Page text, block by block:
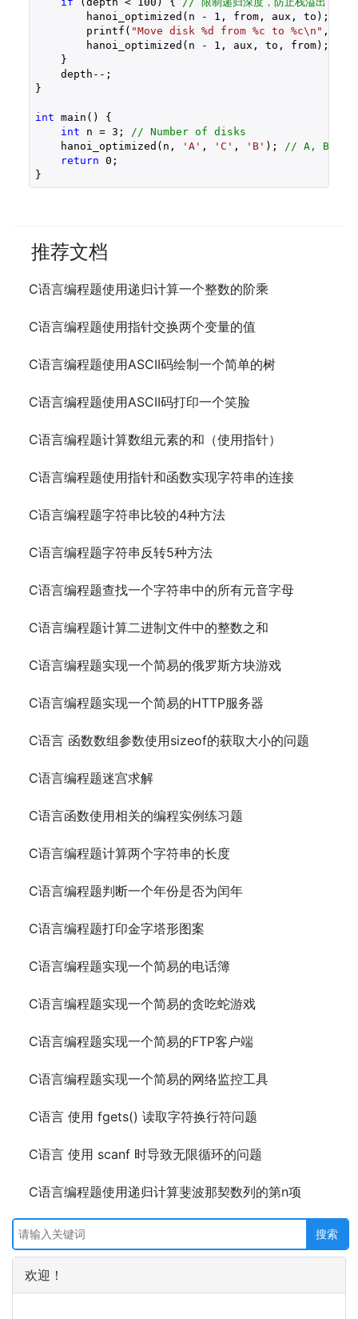
        hanoi_optimized(n -
1 , from, aux, to);
        printf(
"Move disk %d from %c to %c\n" , n,
        hanoi_optimized(n -
1 , aux, to, from);
    }
    depth--;
}
int main() {
int n = 3 ;
// Number of disks
    hanoi_optimized(n,
'A' , 'C' , 'B' );
// A, B and
return 0 ;
}
推荐文档
C语言编程题使用递归计算一个整数的阶乘
C语言编程题使用指针交换两个变量的值
C语言编程题使用ASCII码绘制一个简单的树
C语言编程题使用ASCII码打印一个笑脸
C语言编程题计算数组元素的和（使用指针）
C语言编程题使用指针和函数实现字符串的连接
C语言编程题字符串比较的4种方法
C语言编程题字符串反转5种方法
C语言编程题查找一个字符串中的所有元音字母
C语言编程题计算二进制文件中的整数之和
C语言编程题实现一个简易的俄罗斯方块游戏
C语言编程题实现一个简易的HTTP服务器
C语言 函数数组参数使用sizeof的获取大小的问题
C语言编程题迷宫求解
C语言函数使用相关的编程实例练习题
C语言编程题计算两个字符串的长度
C语言编程题判断一个年份是否为闰年
C语言编程题打印金字塔形图案
C语言编程题实现一个简易的电话簿
C语言编程题实现一个简易的贪吃蛇游戏
C语言编程题实现一个简易的FTP客户端
C语言编程题实现一个简易的网络监控工具
C语言 使用 fgets() 读取字符换行符问题
C语言 使用 scanf 时导致无限循环的问题
C语言编程题使用递归计算斐波那契数列的第n项
欢迎！